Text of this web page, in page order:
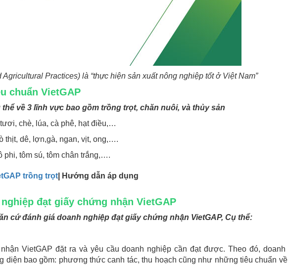
Practices) là “thực hiện sản xuất nông nghiệp tốt ở Việt Nam”
chuẩn VietGAP
về 3 lĩnh vực bao gồm trồng trọt, chăn nuôi, và thủy sản
chè, lúa, cà phê, hạt điều,…
thịt, dê, lợn,gà, ngan, vịt, ong,….
phi, tôm sú, tôm chân trắng,….
trồng trọt | Hướng dẫn áp dụng
đạt giấy chứng nhận VietGAP
cứ đánh giá doanh nghiệp đạt giấy chứng nhận VietGAP, Cụ thể:
VietGAP đặt ra và yêu cầu doanh nghiệp cần đạt được. Theo đó, doanh
diện bao gồm: phương thức canh tác, thu hoạch cũng như những tiêu chuẩn về